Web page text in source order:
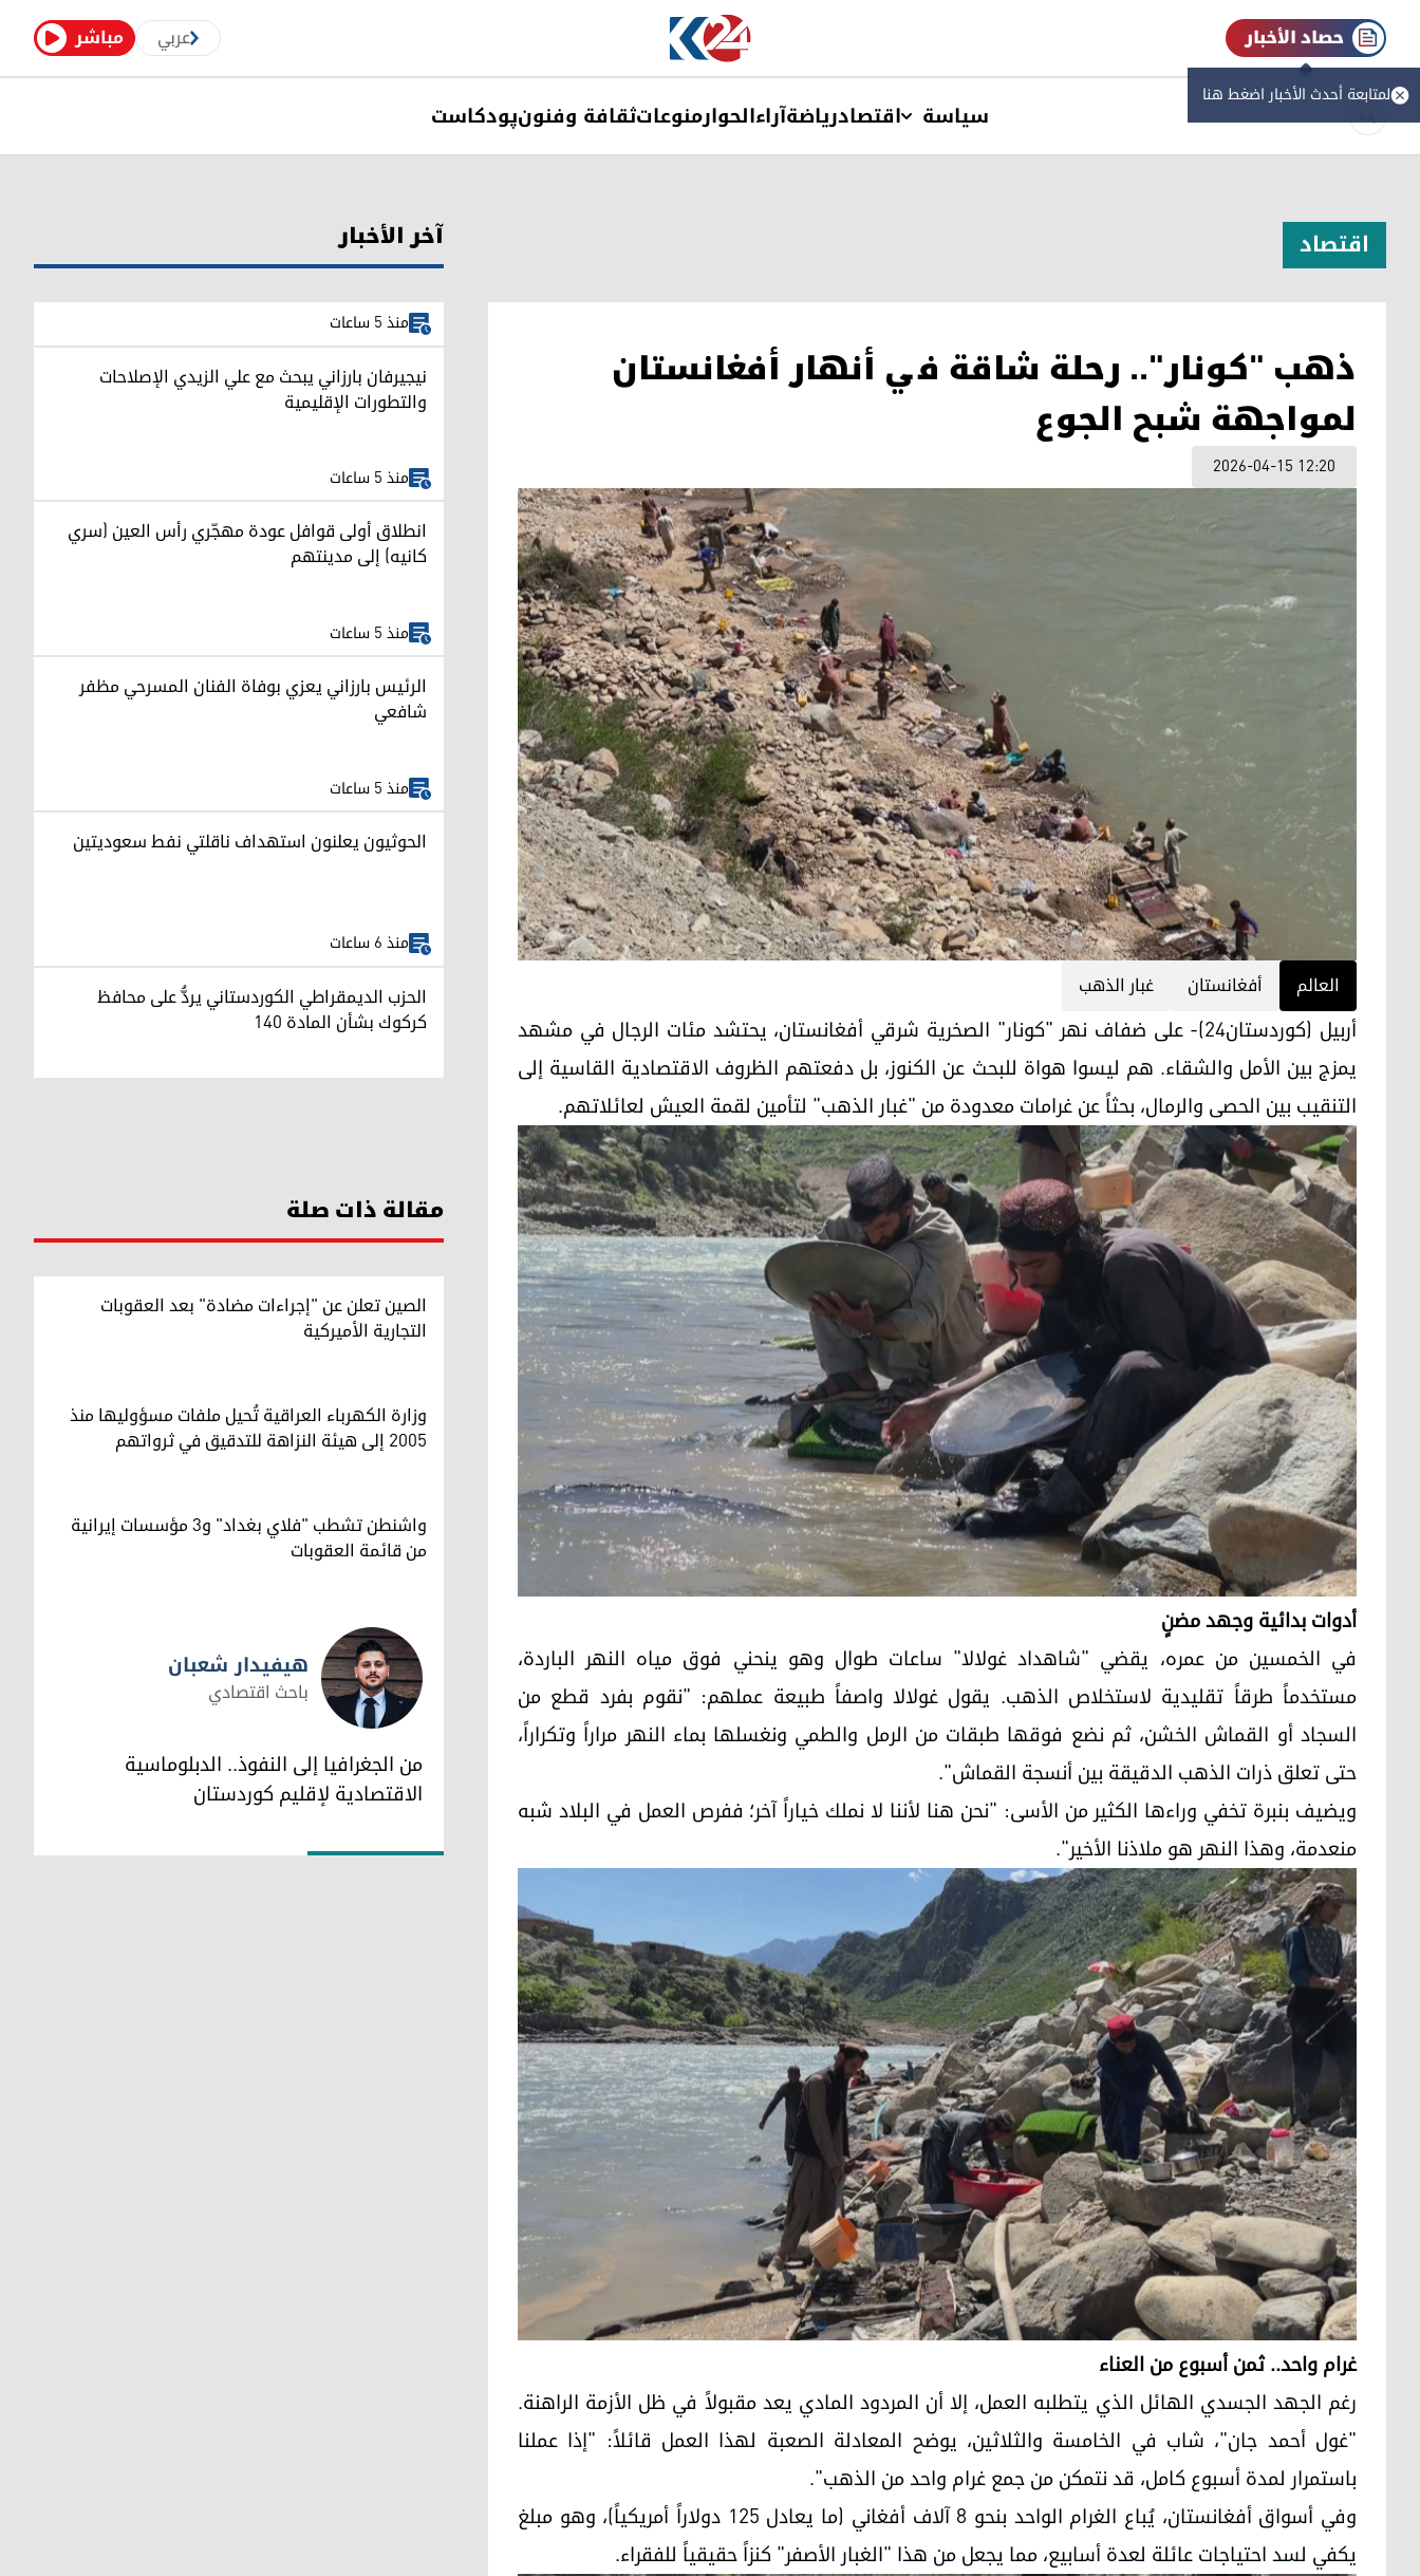
مباشر عربي حصاد الأخبار
لمتابعة أحدث الأخبار اضغط هنا
سیاسة اقتصادریاضةآراءالحوارمنوعاتثقافة وفنونپودکاست
اقتصاد
ذهب "کونار".. رحلة شاقة في أنهار أفغانستان
لمواجهة شبح الجوع
2026-04-15 12:20
العالم أفغانستان غبار الذهب
أربيل (كوردستان24)- على ضفاف نهر "كونار" الصخرية شرقي أفغانستان، يحتشد مئات الرجال في مشهد
يمزج بين الأمل والشقاء. هم ليسوا هواة للبحث عن الكنوز، بل دفعتهم الظروف الاقتصادية القاسية إلى
التنقيب بين الحصى والرمال، بحثاً عن غرامات معدودة من "غبار الذهب" لتأمين لقمة العيش لعائلاتهم.
أدوات بدائية وجهد مضنٍ
في الخمسين من عمره، يقضي "شاهداد غولالا" ساعات طوال وهو ينحني فوق مياه النهر الباردة،
مستخدماً طرقاً تقليدية لاستخلاص الذهب. يقول غولالا واصفاً طبيعة عملهم: "نقوم بفرد قطع من
السجاد أو القماش الخشن، ثم نضع فوقها طبقات من الرمل والطمي ونغسلها بماء النهر مراراً وتكراراً،
حتى تعلق ذرات الذهب الدقيقة بين أنسجة القماش".
ويضيف بنبرة تخفي وراءها الكثير من الأسى: "نحن هنا لأننا لا نملك خياراً آخر؛ ففرص العمل في البلاد شبه
منعدمة، وهذا النهر هو ملاذنا الأخير".
غرام واحد.. ثمن أسبوع من العناء
رغم الجهد الجسدي الهائل الذي يتطلبه العمل، إلا أن المردود المادي يعد مقبولاً في ظل الأزمة الراهنة.
"غول أحمد جان"، شاب في الخامسة والثلاثين، يوضح المعادلة الصعبة لهذا العمل قائلاً: "إذا عملنا
باستمرار لمدة أسبوع كامل، قد نتمكن من جمع غرام واحد من الذهب".
وفي أسواق أفغانستان، يُباع الغرام الواحد بنحو 8 آلاف أفغاني (ما يعادل 125 دولاراً أمريكياً)، وهو مبلغ
يكفي لسد احتياجات عائلة لعدة أسابيع، مما يجعل من هذا "الغبار الأصفر" كنزاً حقيقياً للفقراء.
آخر الأخبار
منذ 5 ساعات
نيجيرفان بارزاني يبحث مع علي الزيدي الإصلاحات
والتطورات الإقليمية
منذ 5 ساعات
انطلاق أولى قوافل عودة مهجّري رأس العين (سري
كانيه) إلى مدينتهم
منذ 5 ساعات
الرئيس بارزاني يعزي بوفاة الفنان المسرحي مظفر
شافعي
منذ 5 ساعات
الحوثيون يعلنون استهداف ناقلتي نفط سعوديتين
منذ 6 ساعات
الحزب الديمقراطي الكوردستاني يردُّ على محافظ
كركوك بشأن المادة 140
مقالة ذات صلة
الصين تعلن عن "إجراءات مضادة" بعد العقوبات
التجارية الأميركية
وزارة الكهرباء العراقية تُحيل ملفات مسؤوليها منذ
2005 إلى هيئة النزاهة للتدقيق في ثرواتهم
واشنطن تشطب "فلاي بغداد" و3 مؤسسات إيرانية
من قائمة العقوبات
هيفيدار شعبان
هيفيدار شعبان
باحث اقتصادي
من الجغرافيا إلى النفوذ.. الدبلوماسية
الاقتصادية لإقليم كوردستان